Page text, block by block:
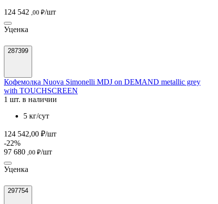
124 542 ,00 ₽/шт
Уценка
287399
Кофемолка Nuova Simonelli MDJ on DEMAND metallic grey
with TOUCHSCREEN
1 шт. в наличии
5 кг/сут
124 542,00 ₽/шт
-22%
97 680 ,00 ₽/шт
Уценка
297754